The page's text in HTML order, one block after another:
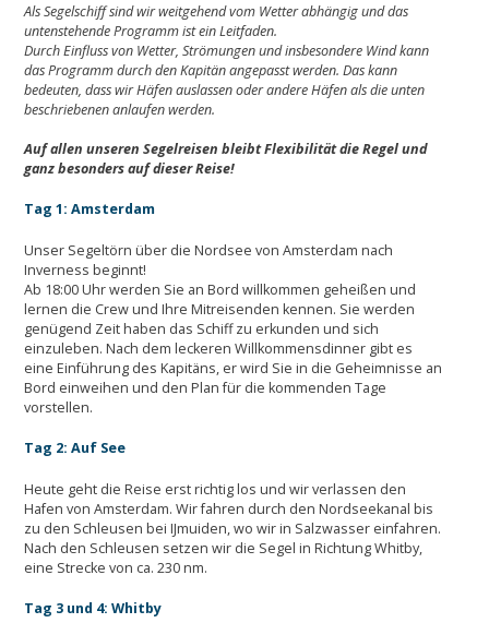
Als Segelschiff sind wir weitgehend vom Wetter abhängig und das
untenstehende Programm ist ein Leitfaden.
Durch Einfluss von Wetter, Strömungen und insbesondere Wind kann
das Programm durch den Kapitän angepasst werden. Das kann
bedeuten, dass wir Häfen auslassen oder andere Häfen als die unten
beschriebenen anlaufen werden.
Auf allen unseren Segelreisen bleibt Flexibilität die Regel und
ganz besonders auf dieser Reise!
Tag 1: Amsterdam
Unser Segeltörn über die Nordsee von Amsterdam nach
Inverness beginnt!
Ab 18:00 Uhr werden Sie an Bord willkommen geheißen und
lernen die Crew und Ihre Mitreisenden kennen. Sie werden
genügend Zeit haben das Schiff zu erkunden und sich
einzuleben. Nach dem leckeren Willkommensdinner gibt es
eine Einführung des Kapitäns, er wird Sie in die Geheimnisse an
Bord einweihen und den Plan für die kommenden Tage
vorstellen.
Tag 2: Auf See
Heute geht die Reise erst richtig los und wir verlassen den
Hafen von Amsterdam. Wir fahren durch den Nordseekanal bis
zu den Schleusen bei IJmuiden, wo wir in Salzwasser einfahren.
Nach den Schleusen setzen wir die Segel in Richtung Whitby,
eine Strecke von ca. 230 nm.
Tag 3 und 4: Whitby